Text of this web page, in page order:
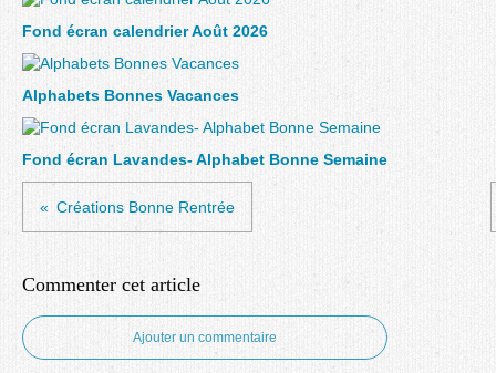
Fond écran calendrier Août 2026
Alphabets Bonnes Vacances
Fond écran Lavandes- Alphabet Bonne Semaine
Créations Bonne Rentrée
Commenter cet article
Ajouter un commentaire